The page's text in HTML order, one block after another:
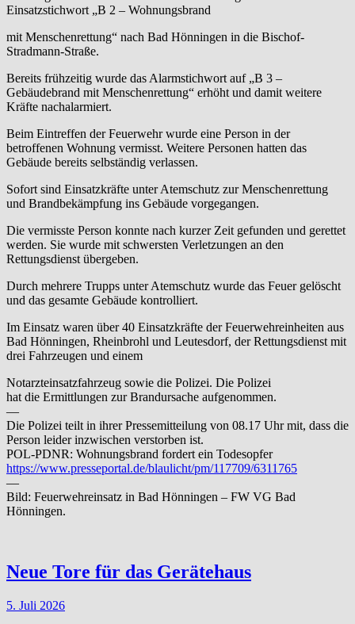
Einsatzstichwort „B 2 – Wohnungsbrand
mit Menschenrettung“ nach Bad Hönningen in die Bischof-
Stradmann-Straße.
Bereits frühzeitig wurde das Alarmstichwort auf „B 3 –
Gebäudebrand mit Menschenrettung“ erhöht und damit weitere
Kräfte nachalarmiert.
Beim Eintreffen der Feuerwehr wurde eine Person in der
betroffenen Wohnung vermisst. Weitere Personen hatten das
Gebäude bereits selbständig verlassen.
Sofort sind Einsatzkräfte unter Atemschutz zur Menschenrettung
und Brandbekämpfung ins Gebäude vorgegangen.
Die vermisste Person konnte nach kurzer Zeit gefunden und gerettet
werden. Sie wurde mit schwersten Verletzungen an den
Rettungsdienst übergeben.
Durch mehrere Trupps unter Atemschutz wurde das Feuer gelöscht
und das gesamte Gebäude kontrolliert.
Im Einsatz waren über 40 Einsatzkräfte der Feuerwehreinheiten aus
Bad Hönningen, Rheinbrohl und Leutesdorf, der Rettungsdienst mit
drei Fahrzeugen und einem
Notarzteinsatzfahrzeug sowie die Polizei. Die Polizei
hat die Ermittlungen zur Brandursache aufgenommen.
—
Die Polizei teilt in ihrer Pressemitteilung von 08.17 Uhr mit, dass die
Person leider inzwischen verstorben ist.
POL-PDNR: Wohnungsbrand fordert ein Todesopfer
https://www.presseportal.de/blaulicht/pm/117709/6311765
—
Bild: Feuerwehreinsatz in Bad Hönningen – FW VG Bad
Hönningen.
Neue Tore für das Gerätehaus
5. Juli 2026